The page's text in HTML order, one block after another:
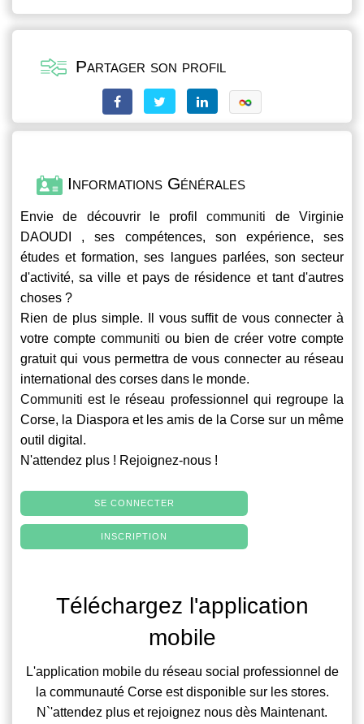
Partager son profil
Informations Générales
Envie de découvrir le profilcommuniti de Virginie
DAOUDI , ses compétences, son expérience, ses
études et formation, ses langues parlées, son secteur
d'activité, sa ville et pays de résidence et tant d'autres
choses ?
Rien de plus simple. Il vous suffit de vous connecter à
votre compte communiti ou bien de créer votre compte
gratuit qui vous permettra de vous connecter au réseau
international des corses dans le monde.
Communiti est le réseau professionnel qui regroupe la
Corse, la Diaspora et les amis de la Corse sur un même
outil digital.
N'attendez plus ! Rejoignez-nous !
SE CONNECTER
INSCRIPTION
Téléchargez l'application
mobile
L'application mobile du réseau social professionnel de
la communauté Corse est disponible sur les stores.
N`'attendez plus et rejoignez nous dès Maintenant.